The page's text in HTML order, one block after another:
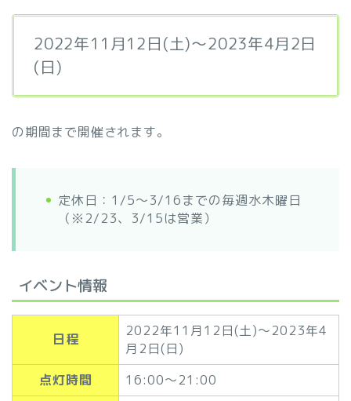
2022年11月12日(土)～2023年4月2日
(日)
の期間まで開催されます。
定休日：1/5～3/16までの毎週水木曜日
（※2/23、3/15は営業）
イベント情報
日程
2022年11月12日(土)～2023年4
月2日(日)
点灯時間
16:00～21:00